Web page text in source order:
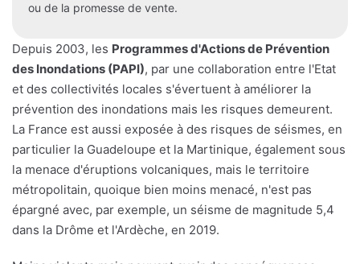
ou de la promesse de vente.
Depuis 2003, les Programmes d'Actions de Prévention
des Inondations (PAPI), par une collaboration entre l'Etat
et des collectivités locales s'évertuent à améliorer la
prévention des inondations mais les risques demeurent.
La France est aussi exposée à des risques de séismes, en
particulier la Guadeloupe et la Martinique, également sous
la menace d'éruptions volcaniques, mais le territoire
métropolitain, quoique bien moins menacé, n'est pas
épargné avec, par exemple, un séisme de magnitude 5,4
dans la Drôme et l'Ardèche, en 2019.